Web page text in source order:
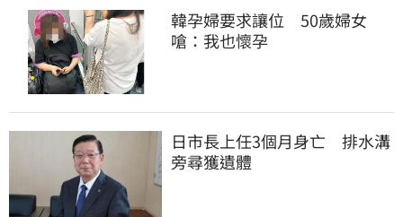
韓孕婦要求讓位　50歲婦女
嗆：我也懷孕
日市長上任3個月身亡　排水溝
旁尋獲遺體